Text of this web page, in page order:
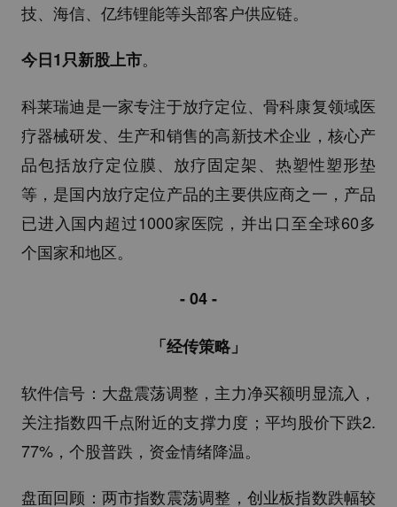
技、海信、亿纬锂能等头部客户供应链。
今日1只新股上市。
科莱瑞迪是一家专注于放疗定位、骨科康复领域医
疗器械研发、生产和销售的高新技术企业，核心产
品包括放疗定位膜、放疗固定架、热塑性塑形垫
等，是国内放疗定位产品的主要供应商之一，产品
已进入国内超过1000家医院，并出口至全球60多
个国家和地区。
- 04 -
「经传策略」
软件信号：大盘震荡调整，主力净买额明显流入，
关注指数四千点附近的支撑力度；平均股价下跌2.
77%，个股普跌，资金情绪降温。
盘面回顾：两市指数震荡调整，创业板指数跌幅较